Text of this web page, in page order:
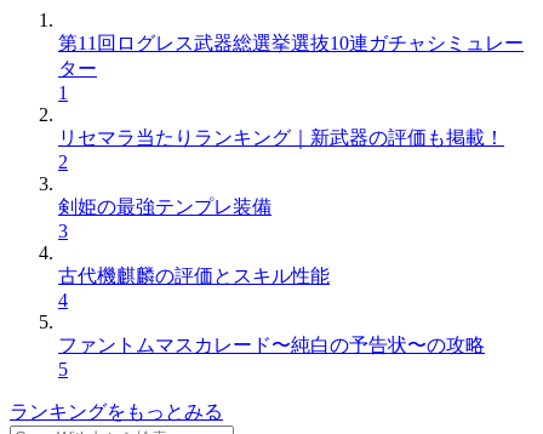
第11回ログレス武器総選挙選抜10連ガチャシミュレー
ター
1
リセマラ当たりランキング｜新武器の評価も掲載！
2
剣姫の最強テンプレ装備
3
古代機麒麟の評価とスキル性能
4
ファントムマスカレード〜純白の予告状〜の攻略
5
ランキングをもっとみる